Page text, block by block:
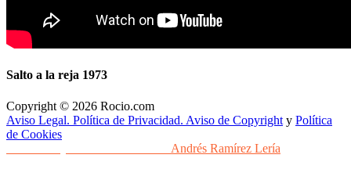
Salto a la reja 1973
Copyright © 2026 Rocio.com
Aviso Legal. Política de Privacidad. Aviso de Copyright y Política
de Cookies
Andrés Ramírez Lería